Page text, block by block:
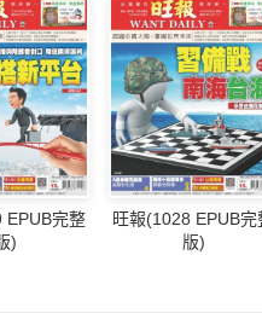
EPUB完整
)
旺報(1028 EPUB完
版)